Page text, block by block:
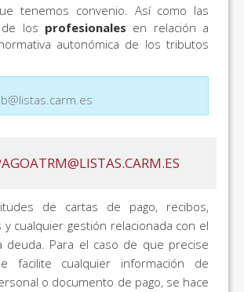
tenemos convenio. Así como las
los profesionales en relación a
autonómica de los tributos
de cartas de pago, recibos,
y cualquier gestión relacionada con el
deuda. Para el caso de que precise
facilite cualquier información de
o documento de pago, se hace